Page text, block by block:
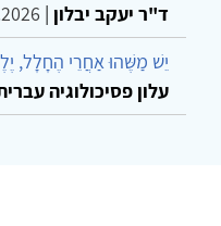
ד"ר יעקב יבלון |
יֵשׁ מַשֶּׁהוּ אַחֲרֵי הֶחָלָל,
עלון פסיכולוגיה